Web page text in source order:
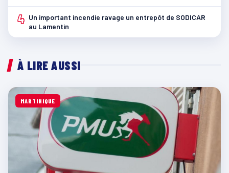
4 Un important incendie ravage un entrepôt de SODICAR
au Lamentin
À LIRE AUSSI
MARTINIQUE